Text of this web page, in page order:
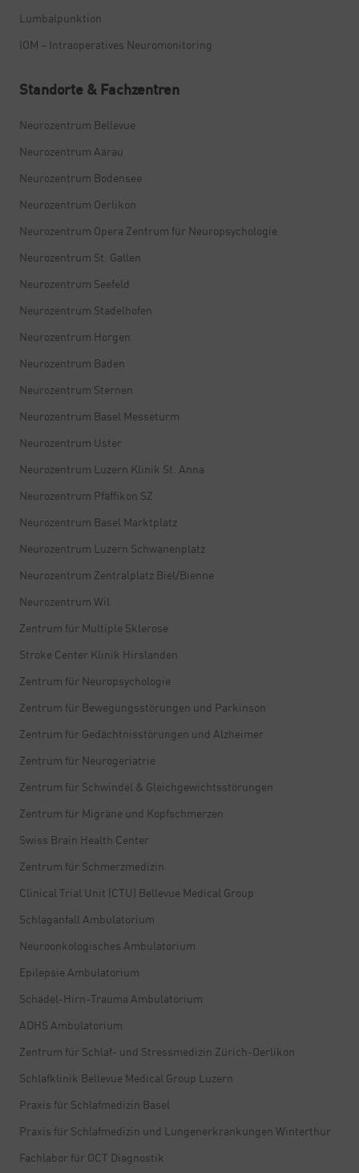
Lumbalpunktion
IOM – Intraoperatives Neuromonitoring
Standorte & Fachzentren
Neurozentrum Bellevue
Neurozentrum Aarau
Neurozentrum Bodensee
Neurozentrum Oerlikon
Neurozentrum Opera Zentrum für Neuropsychologie
Neurozentrum St. Gallen
Neurozentrum Seefeld
Neurozentrum Stadelhofen
Neurozentrum Horgen
Neurozentrum Baden
Neurozentrum Sternen
Neurozentrum Basel Messeturm
Neurozentrum Uster
Neurozentrum Luzern Klinik St. Anna
Neurozentrum Pfäffikon SZ
Neurozentrum Basel Marktplatz
Neurozentrum Luzern Schwanenplatz
Neurozentrum Zentralplatz Biel/Bienne
Neurozentrum Wil
Zentrum für Multiple Sklerose
Stroke Center Klinik Hirslanden
Zentrum für Neuropsychologie
Zentrum für Bewegungsstörungen und Parkinson
Zentrum für Gedächtnisstörungen und Alzheimer
Zentrum für Neurogeriatrie
Zentrum für Schwindel & Gleichgewichtsstörungen
Zentrum für Migräne und Kopfschmerzen
Swiss Brain Health Center
Zentrum für Schmerzmedizin
Clinical Trial Unit (CTU) Bellevue Medical Group
Schlaganfall Ambulatorium
Neuroonkologisches Ambulatorium
Epilepsie Ambulatorium
Schädel-Hirn-Trauma Ambulatorium
ADHS Ambulatorium
Zentrum für Schlaf- und Stressmedizin Zürich-Oerlikon
Schlafklinik Bellevue Medical Group Luzern
Praxis für Schlafmedizin Basel
Praxis für Schlafmedizin und Lungenerkrankungen Winterthur
Fachlabor für OCT Diagnostik